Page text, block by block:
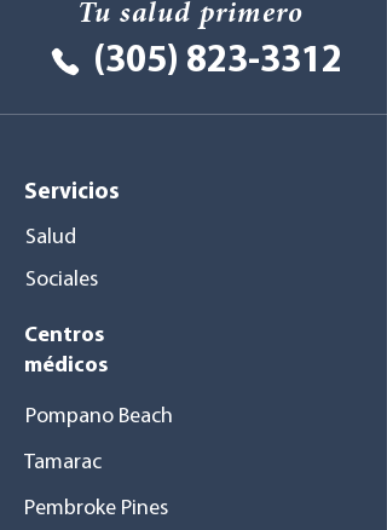
Tu salud primero
(305) 823-3312
Servicios
Salud
Sociales
Centros
médicos
Pompano Beach
Tamarac
Pembroke Pines